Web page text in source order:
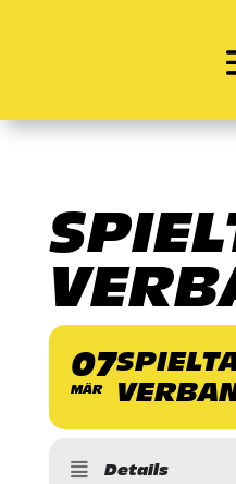
07
MÄR
Details